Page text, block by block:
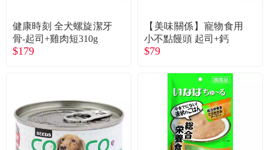
折價券、紅利說明
健康時刻 全犬螺旋潔牙
骨-起司+雞肉短310g
$179
【美味關係】寵物食用
小不點饅頭 起司+鈣
$79